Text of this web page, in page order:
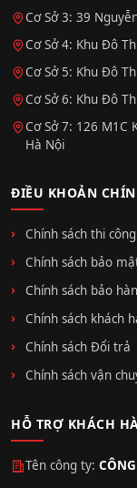
Cơ Sở 3: 39
Cơ Sở 4: Khu Đô
Cơ Sở 5: Khu Đô
Cơ Sở 6: Khu Đô
Cơ Sở 7: 126 M1C
Hà Nội
ĐIỀU KHOẢN
Chính sách thi công
Chính sách bảo
Chính sách bảo
Chính sách khách
Chính sách Đổi trả
Chính sách vận
HỖ TRỢ KHÁCH
Tên công ty: